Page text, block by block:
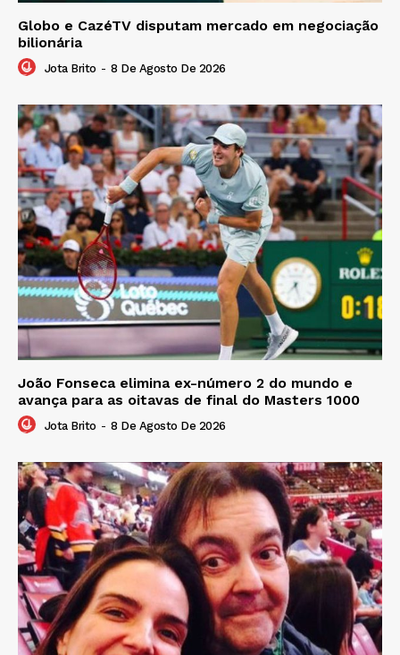
Globo e CazéTV disputam mercado em negociação
bilionária
Jota Brito - 8 De Agosto De 2026
João Fonseca elimina ex-número 2 do mundo e
avança para as oitavas de final do Masters 1000
Jota Brito - 8 De Agosto De 2026